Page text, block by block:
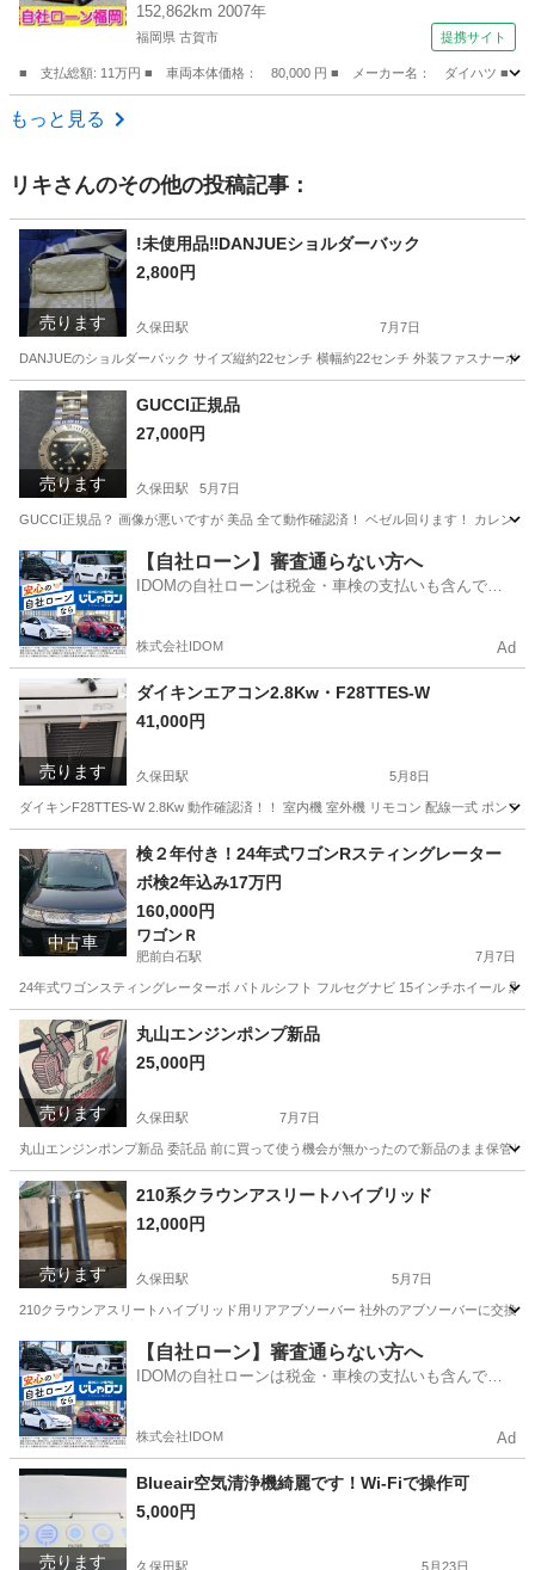
152,862km 2007年
福岡県 古賀市 提携サイト
■ 支払総額: 11万円 ■ 車両本体価格： 80,000 円 ■ メーカー名： ダイハツ ■ 車
福岡 古賀市
もっと見る
リキさんのその他の投稿記事：
売ります
!未使用品‼️DANJUEショルダーバック
2,800円
久保田駅 7月7日
DANJUEのショルダーバック サイズ縦約22センチ 横幅約22センチ 外装ファスナーポ
佐賀 杵島郡 久保田駅 バッグ
売ります
GUCCI正規品
27,000円
久保田駅 5月7日
GUCCI正規品？ 画像が悪いですが 美品 全て動作確認済！ ベゼル回ります！ カレン
佐賀 杵島郡 久保田駅 アクセサリー GUCCI
【自社ローン】審査通らない方へ
IDOMの自社ローンは税金・車検の支払いも含んでい
株式会社IDOM Ad
売ります
ダイキンエアコン2.8Kw・F28TTES-W
41,000円
久保田駅 5月8日
ダイキンF28TTES-W 2.8Kw 動作確認済！！ 室内機 室外機 リモコン 配線一式 ポン
久保田駅 季節、空調家電
中古車
検２年付き！24年式ワゴンRスティングレーター
ボ検2年込み17万円
160,000円
ワゴンＲ
肥前白石駅 7月7日
24年式ワゴンスティングレーターボ パトルシフト フルセグナビ 15インチホイール
佐賀 杵島郡 肥前白石駅 ワゴンＲ
売ります
丸山エンジンポンプ新品
25,000円
久保田駅 7月7日
丸山エンジンポンプ新品 委託品 前に買って使う機会が無かったので新品のまま保管し
佐賀 佐賀市 久保田駅 ポンプ
売ります
210系クラウンアスリートハイブリッド
12,000円
久保田駅 5月7日
210クラウンアスリートハイブリッド用リアアブソーバー 社外のアブソーバーに交換
佐賀 杵島郡 久保田駅 パーツ オイル
【自社ローン】審査通らない方へ
IDOMの自社ローンは税金・車検の支払いも含んでい
株式会社IDOM Ad
売ります
Blueair空気清浄機綺麗です！Wi-Fiで操作可
5,000円
久保田駅 5月23日